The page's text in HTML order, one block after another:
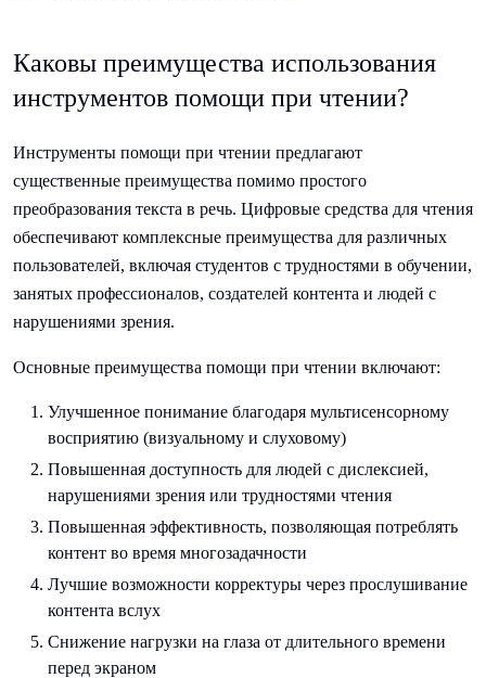
Каковы преимущества использования
инструментов помощи при чтении?
Инструменты помощи при чтении предлагают
существенные преимущества помимо простого
преобразования текста в речь. Цифровые средства для чтения
обеспечивают комплексные преимущества для различных
пользователей, включая студентов с трудностями в обучении,
занятых профессионалов, создателей контента и людей с
нарушениями зрения.
Основные преимущества помощи при чтении включают:
Улучшенное понимание благодаря мультисенсорному
восприятию (визуальному и слуховому)
Повышенная доступность для людей с дислексией,
нарушениями зрения или трудностями чтения
Повышенная эффективность, позволяющая потреблять
контент во время многозадачности
Лучшие возможности корректуры через прослушивание
контента вслух
Снижение нагрузки на глаза от длительного времени
перед экраном